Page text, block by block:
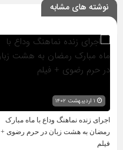
نوشته های مشابه
اجرای زنده نماهنگ وداع با ماه مبارک
رمضان به هشت زبان در حرم رضوی +
فیلم